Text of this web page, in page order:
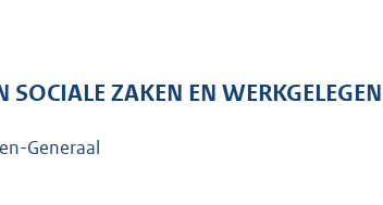
SOCIALE ZAKEN EN
Generaal